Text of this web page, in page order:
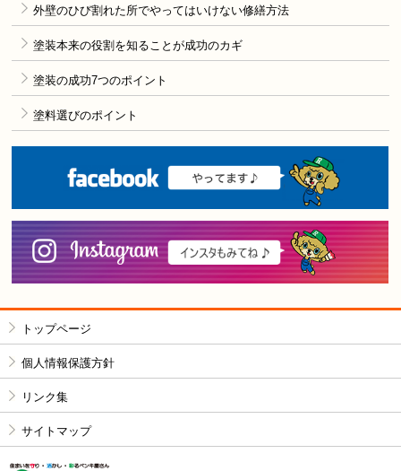
外壁のひび割れた所でやってはいけない修繕方法
塗装本来の役割を知ることが成功のカギ
塗装の成功7つのポイント
塗料選びのポイント
トップページ
個人情報保護方針
リンク集
サイトマップ